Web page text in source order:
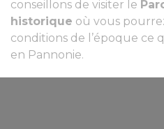
We also share information
our social media, advertising
may combine it with other
of their services.
conseillons de visiter le
historique où vous
conditions de l’époque ce
en Pannonie.